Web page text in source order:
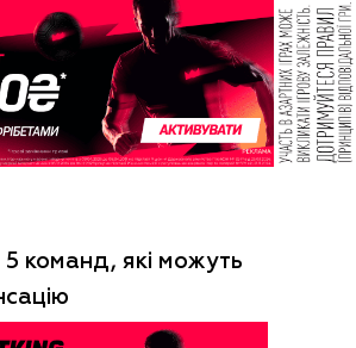
команд, які можуть